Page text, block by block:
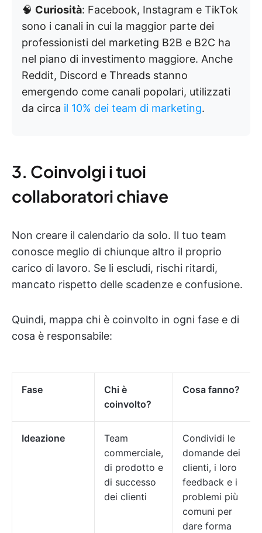
🧠 Curiosità: Facebook, Instagram e TikTok
sono i canali in cui la maggior parte dei
professionisti del marketing B2B e B2C ha
nel piano di investimento maggiore. Anche
Reddit, Discord e Threads stanno
emergendo come canali popolari, utilizzati
da circa il 10% dei team di marketing.
3. Coinvolgi i tuoi
collaboratori chiave
Non creare il calendario da solo. Il tuo team
conosce meglio di chiunque altro il proprio
carico di lavoro. Se li escludi, rischi ritardi,
mancato rispetto delle scadenze e confusione.
Quindi, mappa chi è coinvolto in ogni fase e di
cosa è responsabile:
Fase
Chi è
coinvolto?
Cosa fanno?
Ideazione
Team
commerciale,
di prodotto e
di successo
dei clienti
Condividi le
domande dei
clienti, i loro
feedback e i
problemi più
comuni per
dare forma